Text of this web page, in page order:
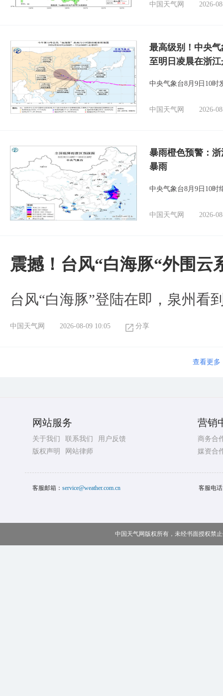
中国天气网 2026-
最高级别！中央
至明日凌晨在浙
中央气象台8月9日10时
中国天气网 2026-
暴雨橙色预警：
暴雨
中央气象台8月9日10时
中国天气网 2026-
震撼！台风“白海豚“外围云
台风“白海豚”登陆在即，泉州看
中国天气网 2026-08-09 10:05 分享
查看更多
网站服务
关于我们 联系我们
用户反馈
版权声明
网站律师
营销
商务合
媒资合
客服邮箱： service@weather.com.cn 客服电
中国天气网版权所有，未经书面授权